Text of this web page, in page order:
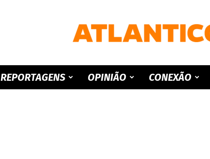
ATLANTICO
REPORTAGENS OPINIÃO CONEXÃO